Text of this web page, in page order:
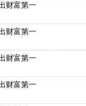
财富第一
财富第一
财富第一
财富第一